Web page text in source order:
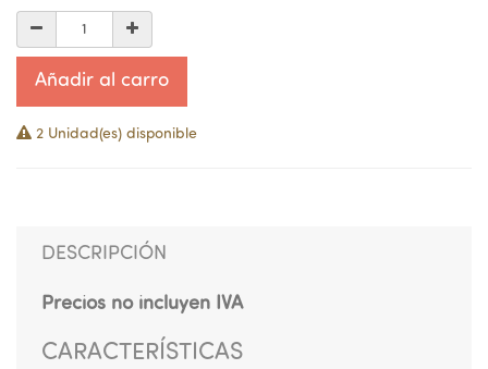
Añadir al carro
2 Unidad(es) disponible
DESCRIPCIÓN
Precios no incluyen IVA
CARACTERÍSTICAS